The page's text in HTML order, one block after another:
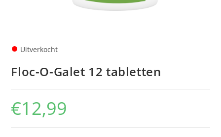
● Uitverkocht
Floc-O-Galet 12 tabletten
€12,99